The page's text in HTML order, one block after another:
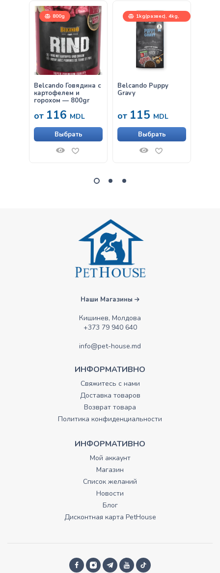
800g
Belcando Говядина с
картофелем и
горохом — 800gr
от 116 MDL
Выбрать
1kg(развес), 4kg,
12,5kg
Belcando Puppy
Gravy
от 115 MDL
Выбрать
Наши Магазины
Кишинев, Молдова
+373 79 940 640
info@pet-house.md
ИНФОРМАТИВНО
Свяжитесь с нами
Доставка товаров
Возврат товара
Политика конфиденциальности
ИНФОРМАТИВНО
Мой аккаунт
Магазин
Список желаний
Новости
Блог
Дисконтная карта PetHouse